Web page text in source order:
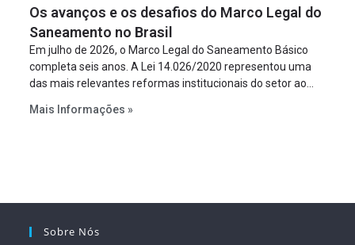
projeto a projeto.
Os avanços e os desafios do Marco Legal do
Saneamento no Brasil
Em julho de 2026, o Marco Legal do Saneamento Básico
completa seis anos. A Lei 14.026/2020 representou uma
das mais relevantes reformas institucionais do setor ao
serviços, ampliar a participação da iniciativa privada,
Mais Informações »
Sobre Nós